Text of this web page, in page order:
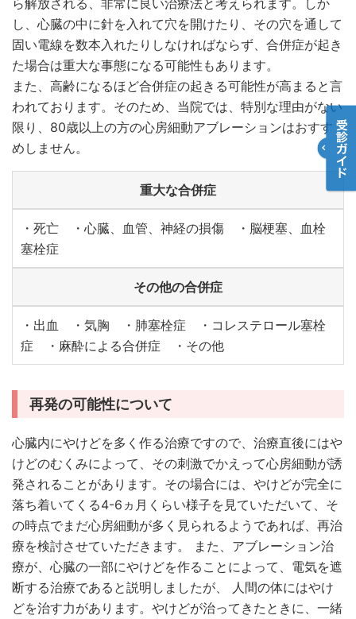
ら解放される、非常に良い治療法と考えられます。しか
し、心臓の中に針を入れて穴を開けたり、その穴を通して
固い電線を数本入れたりしなければならず、合併症が起き
た場合は重大な事態になる可能性もあります。
また、高齢になるほど合併症の起きる可能性が高まると言
われております。そのため、当院では、特別な理由がない
限り、80歳以上の方の心房細動アブレーションはおすす
めしません。
重大な合併症
・死亡 ・心臓、血管、神経の損傷 ・脳梗塞、血栓
塞栓症
その他の合併症
・出血 ・気胸 ・肺塞栓症 ・コレステロール塞栓
症 ・麻酔による合併症 ・その他
再発の可能性について
心臓内にやけどを多く作る治療ですので、治療直後にはや
けどのむくみによって、その刺激でかえって心房細動が誘
発されることがあります。その場合には、やけどが完全に
落ち着いてくる4-6ヵ月くらい様子を見ていただいて、そ
の時点でまだ心房細動が多く見られるようであれば、再治
療を検討させていただきます。 また、アブレーション治
療が、心臓の一部にやけどを作ることによって、電気を遮
断する治療であると説明しましたが、 人間の体にはやけ
どを治す力があります。やけどが治ってきたときに、一緒